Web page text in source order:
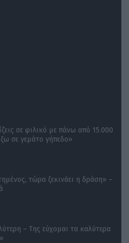
σε φιλικό με πάνω από 15.000
σε γεμάτο γήπεδο»
τώρα ξεκινάει η δράση» –
– Της εύχομαι τα καλύτερα